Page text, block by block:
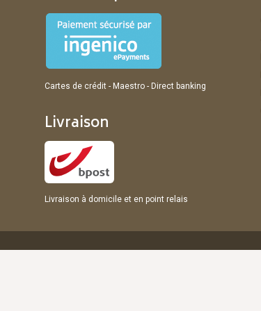
Cartes de crédit - Maestro - Direct banking
Livraison
Livraison à domicile et en point relais